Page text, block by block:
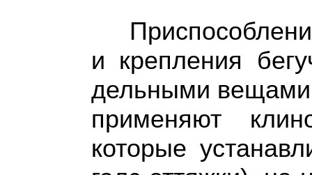
и крепления
дельными
применяют
которые